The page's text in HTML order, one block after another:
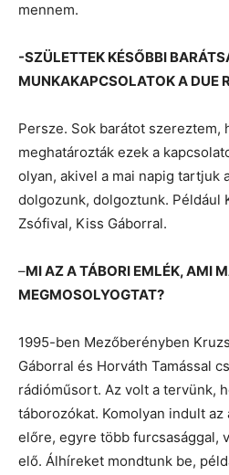
mennem.
-SZÜLETTEK KÉSŐBBI
MUNKAKAPCSOLATOK A DUE
Persze. Sok barátot szereztem,
meghatározták ezek a
olyan, akivel a mai napig tartjuk
dolgozunk, dolgoztunk. Például
Zsófival, Kiss Gáborral.
–MI AZ A TÁBORI EMLÉK, AMI
MEGMOSOLYOGTAT?
1995-ben Mezőberényben
Gáborral és Horváth Tamással
rádióműsort. Az volt a tervünk,
táborozókat. Komolyan indult
előre, egyre több furcsasággal,
elő. Álhíreket mondtunk be,